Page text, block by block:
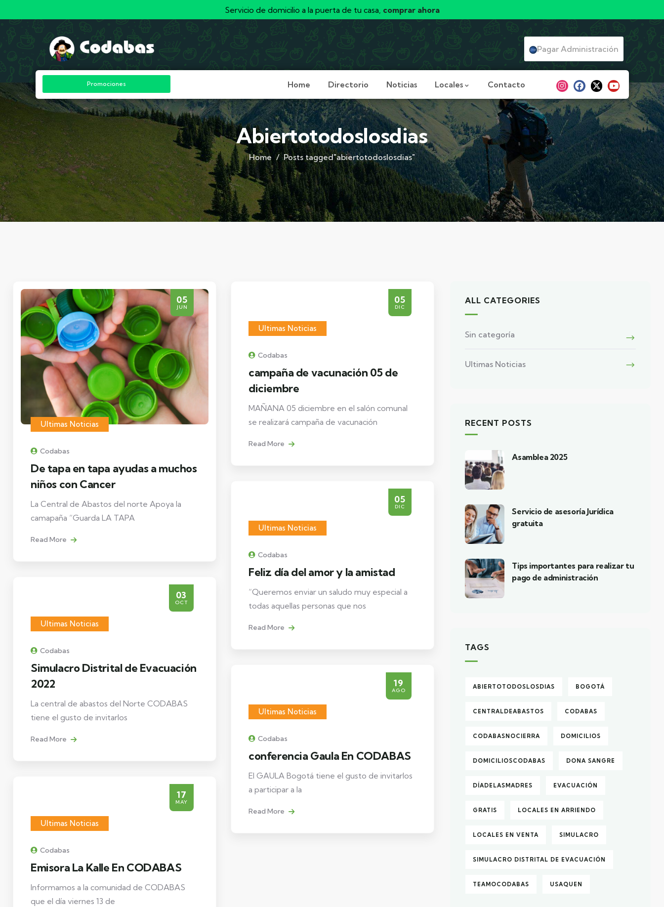
Servicio de domicilio a la puerta de tu casa, comprar ahora
Pagar Administración
Promociones Home Directorio Noticias Locales Contacto
Abiertotodoslosdias
Home Posts tagged"abiertotodoslosdias"
05
JUN
Ultimas Noticias
Codabas
De tapa en tapa ayudas a muchos
niños con Cancer
La Central de Abastos del norte Apoya la
camapaña “Guarda LA TAPA
Read More
05
DIC
Ultimas Noticias
Codabas
campaña de vacunación 05 de
diciembre
MAÑANA 05 diciembre en el salón comunal
se realizará campaña de vacunación
Read More
05
DIC
Ultimas Noticias
Codabas
Feliz día del amor y la amistad
“Queremos enviar un saludo muy especial a
todas aquellas personas que nos
Read More
03
OCT
Ultimas Noticias
Codabas
Simulacro Distrital de Evacuación
2022
La central de abastos del Norte CODABAS
tiene el gusto de invitarlos
Read More
19
AGO
Ultimas Noticias
Codabas
conferencia Gaula En CODABAS
El GAULA Bogotá tiene el gusto de invitarlos
a participar a la
Read More
17
MAY
Ultimas Noticias
Codabas
Emisora La Kalle En CODABAS
Informamos a la comunidad de CODABAS
que el día viernes 13 de
ALL CATEGORIES
Sin categoría
Ultimas Noticias
RECENT POSTS
Asamblea 2025
Servicio de asesoría Jurídica
gratuita
Tips importantes para realizar tu
pago de administración
TAGS
ABIERTOTODOSLOSDIAS BOGOTÁ
CENTRALDEABASTOS CODABAS
CODABASNOCIERRA DOMICILIOS
DOMICILIOSCODABAS DONA SANGRE
DÍADELASMADRES EVACUACIÓN
GRATIS LOCALES EN ARRIENDO
LOCALES EN VENTA SIMULACRO
SIMULACRO DISTRITAL DE EVACUACIÓN
TEAMOCODABAS USAQUEN